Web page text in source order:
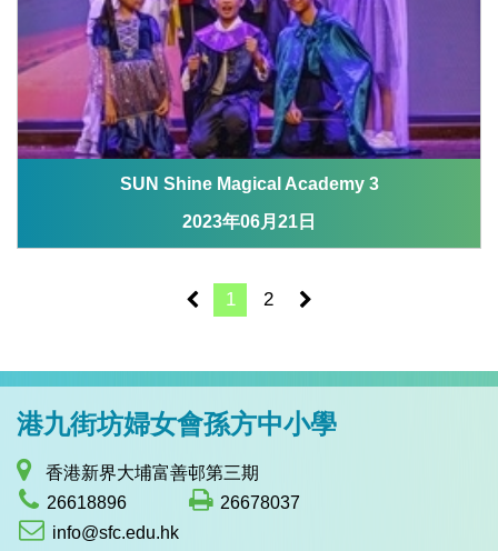
SUN Shine Magical Academy 3
2023年06月21日
1 2
港九街坊婦女會孫方中小學
香港新界大埔富善邨第三期
26618896
26678037
info@sfc.edu.hk